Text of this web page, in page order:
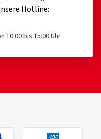
Hotline:
10:00 bis 15:00 Uhr